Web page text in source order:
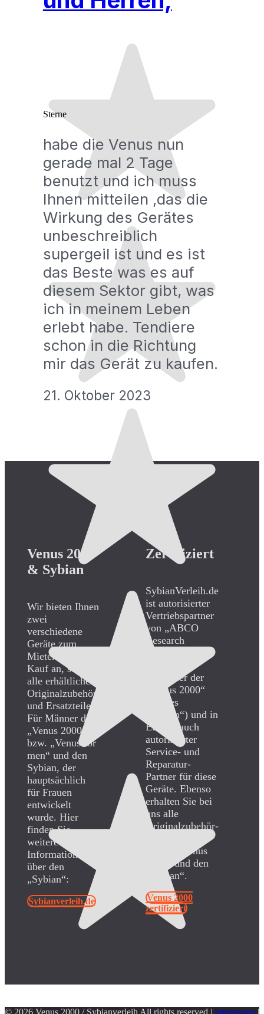
Sterne
habe die Venus nun
gerade mal 2 Tage
benutzt und ich muss
Ihnen mitteilen ,das die
Wirkung des Gerätes
unbeschreiblich
supergeil ist und es ist
das Beste was es auf
diesem Sektor gibt, was
ich in meinem Leben
erlebt habe. Tendiere
schon in die Richtung
mir das Gerät zu kaufen.
21. Oktober 2023
Venus 2000
& Sybian
Wir bieten Ihnen
zwei
verschiedene
Geräte zum
Mieten und zum
Kauf an, sowie
alle erhältlichen
Originalzubehör-
und Ersatzteile.
Für Männer die
„Venus 2000“
bzw. „Venus for
men“ und den
Sybian, der
hauptsächlich
für Frauen
entwickelt
wurde. Hier
finden Sie
weitere
Informationen
über den
„Sybian“:
Sybianverleih.de
Zertifiziert
SybianVerleih.de
ist autorisierter
Vertriebspartner
von „ABCO
Research
Hersteller der
„Venus 2000“
und des
„Sybian“) und in
Europa auch
autorisierter
Service- und
Reparatur-
Partner für diese
Geräte. Ebenso
erhalten Sie bei
uns alle
Originalzubehör-
für die „Venus
2000“ und den
„Sybian“.
Venus 2000
zertifiziert